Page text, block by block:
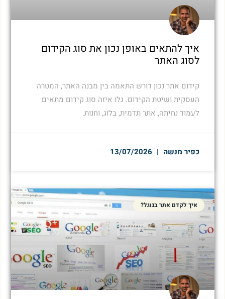
איך להתאים באופן נכון את סוג הקידום
לסוג האתר
קידום אתר נכון דורש התאמה בין מבנה האתר, המטרה
העסקית ושיטת הקידום. גלו איזה סוג קידום מתאים
לעמוד נחיתה, אתר תדמית, בלוג, וחנות.
כפיר מנשה
איך לקדם אתר בגוגל?